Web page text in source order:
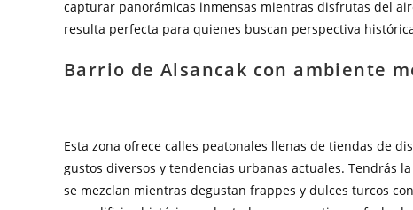
capturar panorámicas inmensas mientras disfrutas del
resulta perfecta para quienes buscan perspectiva
Barrio de Alsancak con ambiente
Esta zona ofrece calles peatonales llenas de tiendas de
gustos diversos y tendencias urbanas actuales. Tendrás
se mezclan mientras degustan frappes y dulces turcos